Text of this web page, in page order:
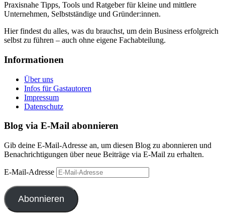
Praxisnahe Tipps, Tools und Ratgeber für kleine und mittlere
Unternehmen, Selbstständige und Gründer:innen.
Hier findest du alles, was du brauchst, um dein Business erfolgreich
selbst zu führen – auch ohne eigene Fachabteilung.
Informationen
Über uns
Infos für Gastautoren
Impressum
Datenschutz
Blog via E-Mail abonnieren
Gib deine E-Mail-Adresse an, um diesen Blog zu abonnieren und
Benachrichtigungen über neue Beiträge via E-Mail zu erhalten.
E-Mail-Adresse
Abonnieren